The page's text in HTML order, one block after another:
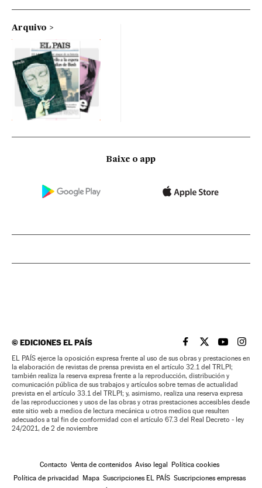
Arquivo
Baixe o app
©EDICIONES EL PAÍS EL PAÍS BRASIL EN
EL PAÍSEL PAÍS
EL
EL PAÍS ejerce la oposición expresa frente al uso de sus obras y prestaciones en
la elaboración de revistas de prensa prevista en el artículo 32.1 del TRLPI;
también realiza la reserva expresa frente a la reproducción, distribución y
comunicación pública de sus trabajos y artículos sobre temas de actualidad
prevista en el artículo 33.1 del TRLPI; y, asimismo, realiza una reserva expresa
de las reproducciones y usos de las obras y otras prestaciones accesibles desde
este sitio web a medios de lectura mecánica u otros medios que resulten
adecuados a tal fin de conformidad con el artículo 67.3 del Real Decreto - ley
24/2021, de 2 de noviembre
Contacto Venta de contenidos Aviso legal
Política cookies
Política de privacidad
Mapa Suscripciones EL PAÍS Suscripciones empresas